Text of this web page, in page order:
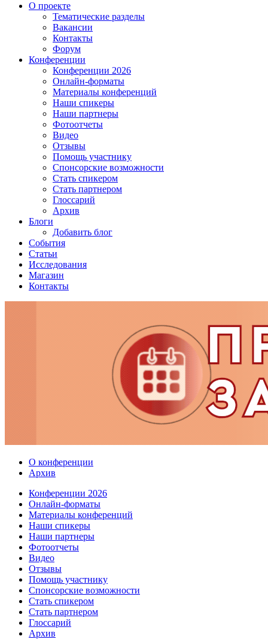
О проекте
Тематические разделы
Вакансии
Контакты
Форум
Конференции
Конференции 2026
Онлайн-форматы
Материалы конференций
Наши спикеры
Наши партнеры
Фотоотчеты
Видео
Отзывы
Помощь участнику
Спонсорские возможности
Стать спикером
Стать партнером
Глоссарий
Архив
Блоги
Добавить блог
События
Статьи
Исследования
Магазин
Контакты
О конференции
Архив
Конференции 2026
Онлайн-форматы
Материалы конференций
Наши спикеры
Наши партнеры
Фотоотчеты
Видео
Отзывы
Помощь участнику
Спонсорские возможности
Стать спикером
Стать партнером
Глоссарий
Архив